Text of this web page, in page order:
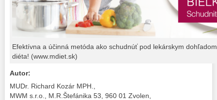
Efektívna a účinná metóda ako schudnúť pod lekárskym
diéta! (www.mdiet.sk)
Autor:
MUDr. Richard Kozár MPH.,
MWM s.r.o., M.R.Štefánika 53, 960 01 Zvolen,